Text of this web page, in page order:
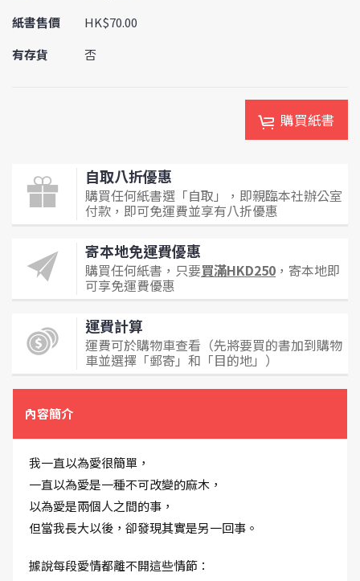
紙書售價
HK$70.00
有存貨
否
購買紙書
自取八折優惠
購買任何紙書選「自取」，即親臨本社辦公室
付款，即可免運費並享有八折優惠
寄本地免運費優惠
購買任何紙書，只要買滿HKD250 ，寄本地即
可享免運費優惠
運費計算
運費可於購物車查看（先將要買的書加到購物
車並選擇「郵寄」和「目的地」）
內容簡介
我一直以為愛很簡單，
一直以為愛是一種不可改變的麻木，
以為愛是兩個人之間的事，
但當我長大以後，卻發現其實是另一回事。
據說每段愛情都離不開這些情節：